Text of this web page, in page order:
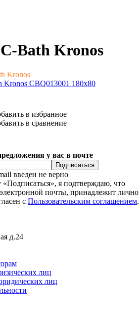
Bath Kronos
Kronos
Kronos CBQ013001 180x80
в избранное
в сравнение
у вас в почте
введен не верно
я подтверждаю, что
почты, принадлежит лично
с Пользовательским соглашением.
д.24
лиц
лиц